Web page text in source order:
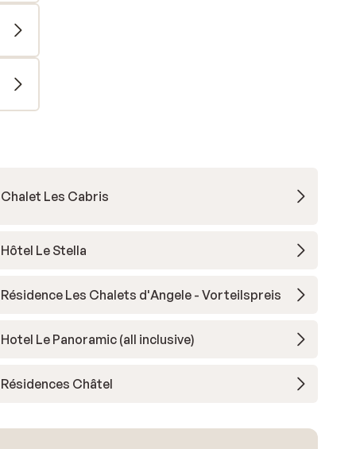
Chalet Les Cabris
Hôtel Le Stella
Résidence Les Chalets d'Angele - Vorteilspreis
Hotel Le Panoramic (all inclusive)
Résidences Châtel